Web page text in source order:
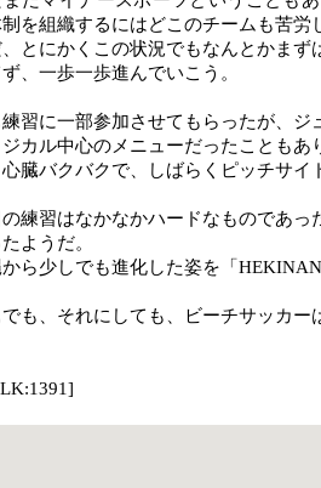
制を組織するにはどこのチームも苦労
とにかくこの状況でもなんとかまず
、一歩一歩進んでいこう。
習に一部参加させてもらったが、
カル中心のメニューだったこともあ
心臓バクバクで、しばらくピッチサ
練習はなかなかハードなものであ
ようだ。
ら少しでも進化した姿を「
でも、それにしても、ビーチサッカ